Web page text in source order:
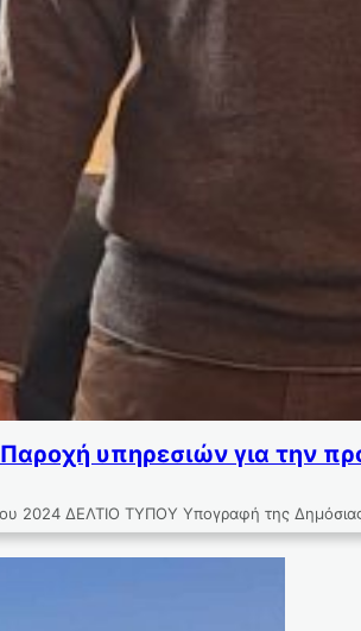
υπηρεσιών για την
ΔΕΛΤΙΟ ΤΥΠΟΥ Υπογραφή της Δημόσιας